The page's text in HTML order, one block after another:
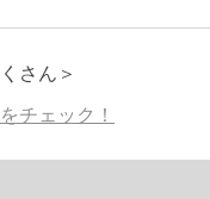
さん＞
チェック！